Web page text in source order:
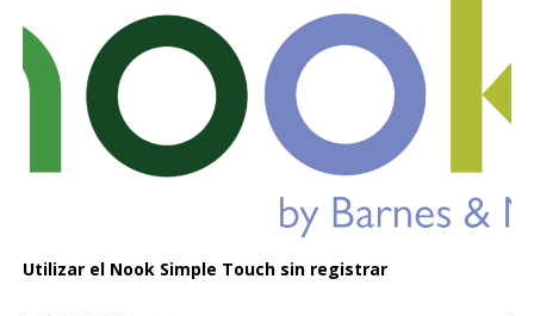
Utilizar el Nook Simple Touch sin registrar